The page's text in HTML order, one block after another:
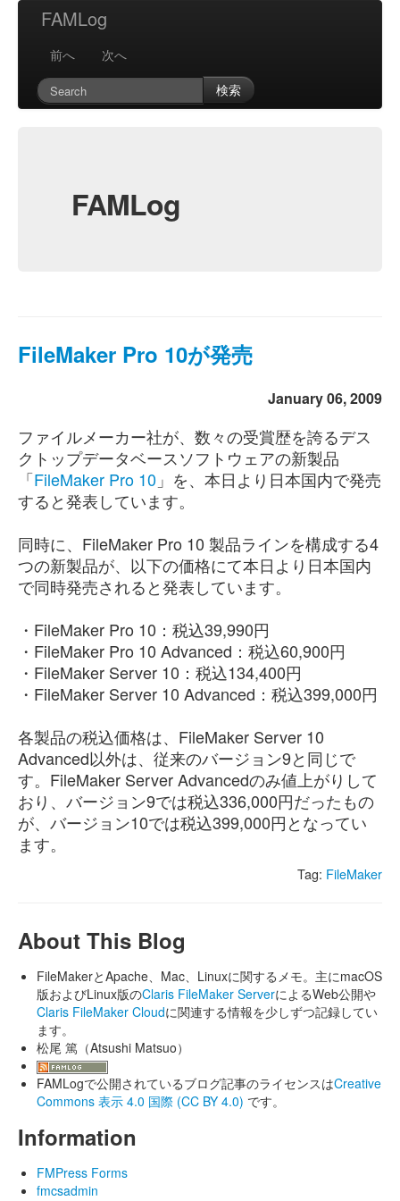
FAMLog
前へ
次へ
検索
FAMLog
FileMaker Pro 10が発売
January 06, 2009
ファイルメーカー社が、数々の受賞歴を誇るデス
クトップデータベースソフトウェアの新製品
「FileMaker Pro 10 」を、本日より日本国内で発売
すると発表しています。
同時に、FileMaker Pro 10 製品ラインを構成する4
つの新製品が、以下の価格にて本日より日本国内
で同時発売されると発表しています。
・FileMaker Pro 10：税込39,990円
・FileMaker Pro 10 Advanced：税込60,900円
・FileMaker Server 10：税込134,400円
・FileMaker Server 10 Advanced：税込399,000円
各製品の税込価格は、FileMaker Server 10
Advanced以外は、従来のバージョン9と同じで
す。FileMaker Server Advancedのみ値上がりして
おり、バージョン9では税込336,000円だったもの
が、バージョン10では税込399,000円となってい
ます。
Tag: FileMaker
About This Blog
FileMakerとApache、Mac、Linuxに関するメモ。主にmacOS
版およびLinux版のClaris FileMaker ServerによるWeb公開や
Claris FileMaker Cloudに関連する情報を少しずつ記録してい
ます。
松尾 篤（Atsushi Matsuo）
FAMLogで公開されているブログ記事のライセンスはCreative
Commons 表示 4.0 国際 (CC BY 4.0) です。
Information
FMPress Forms
fmcsadmin